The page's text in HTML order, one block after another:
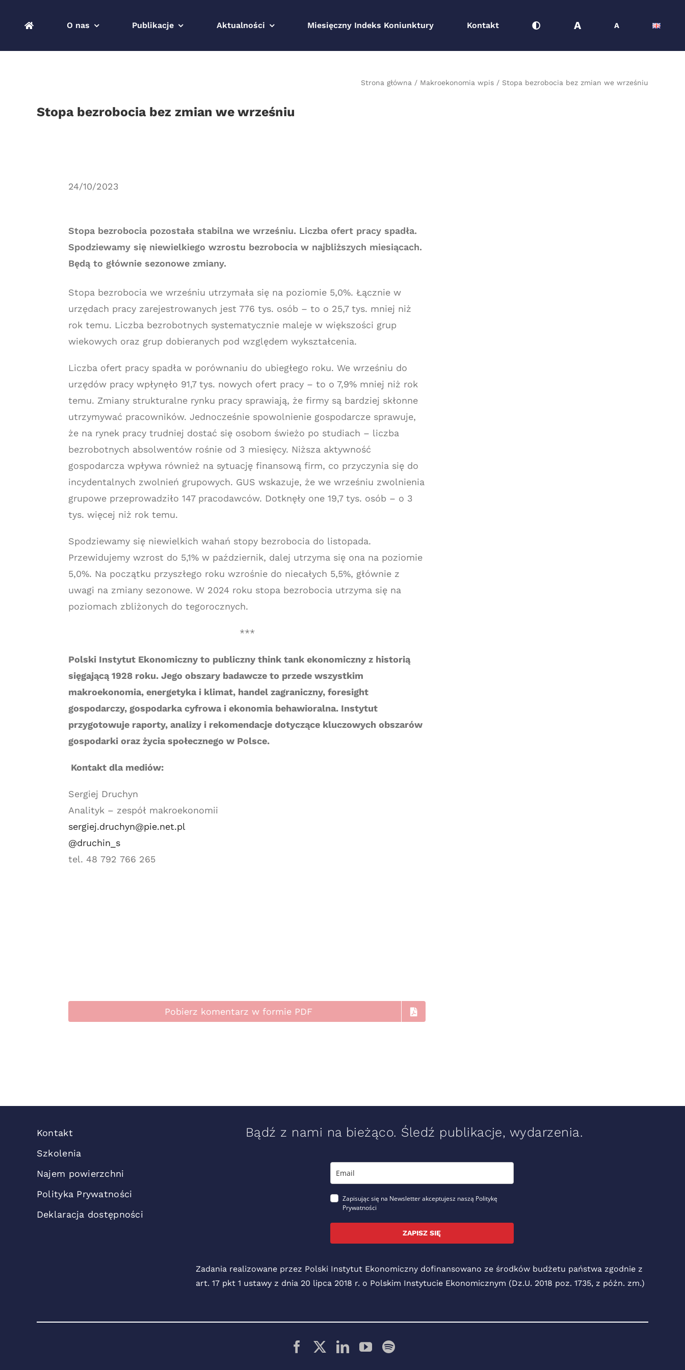
O nas Publikacje Aktualności Miesięczny Indeks Koniunktury Kontakt A A
Strona główna Makroekonomia wpis Stopa bezrobocia bez zmian we wrześniu
Stopa bezrobocia bez zmian we wrześniu
24/10/2023
Stopa bezrobocia pozostała stabilna we wrześniu. Liczba ofert pracy spadła.
Spodziewamy się niewielkiego wzrostu bezrobocia w najbliższych miesiącach.
Będą to głównie sezonowe zmiany.
Stopa bezrobocia we wrześniu utrzymała się na poziomie 5,0%. Łącznie w
urzędach pracy zarejestrowanych jest 776 tys. osób – to o 25,7 tys. mniej niż
rok temu. Liczba bezrobotnych systematycznie maleje w większości grup
wiekowych oraz grup dobieranych pod względem wykształcenia.
Liczba ofert pracy spadła w porównaniu do ubiegłego roku. We wrześniu do
urzędów pracy wpłynęło 91,7 tys. nowych ofert pracy – to o 7,9% mniej niż rok
temu. Zmiany strukturalne rynku pracy sprawiają, że firmy są bardziej skłonne
utrzymywać pracowników. Jednocześnie spowolnienie gospodarcze sprawuje,
że na rynek pracy trudniej dostać się osobom świeżo po studiach – liczba
bezrobotnych absolwentów rośnie od 3 miesięcy. Niższa aktywność
gospodarcza wpływa również na sytuację finansową firm, co przyczynia się do
incydentalnych zwolnień grupowych. GUS wskazuje, że we wrześniu zwolnienia
grupowe przeprowadziło 147 pracodawców. Dotknęły one 19,7 tys. osób – o 3
tys. więcej niż rok temu.
Spodziewamy się niewielkich wahań stopy bezrobocia do listopada.
Przewidujemy wzrost do 5,1% w październik, dalej utrzyma się ona na poziomie
5,0%. Na początku przyszłego roku wzrośnie do niecałych 5,5%, głównie z
uwagi na zmiany sezonowe. W 2024 roku stopa bezrobocia utrzyma się na
poziomach zbliżonych do tegorocznych.
***
Polski Instytut Ekonomiczny to publiczny think tank ekonomiczny z historią
sięgającą 1928 roku. Jego obszary badawcze to przede wszystkim
makroekonomia, energetyka i klimat, handel zagraniczny, foresight
gospodarczy, gospodarka cyfrowa i ekonomia behawioralna. Instytut
przygotowuje raporty, analizy i rekomendacje dotyczące kluczowych obszarów
gospodarki oraz życia społecznego w Polsce.
Kontakt dla mediów:
Sergiej Druchyn
Analityk – zespół makroekonomii
sergiej.druchyn@pie.net.pl
@druchin_s
tel. 48 792 766 265
Pobierz komentarz w formie PDF
Kontakt
Szkolenia
Najem powierzchni
Polityka Prywatności
Deklaracja dostępności
Bądź z nami na bieżąco. Śledź publikacje, wydarzenia.
Zapisując się na Newsletter akceptujesz naszą Politykę
Prywatności
ZAPISZ SIĘ
Zadania realizowane przez Polski Instytut Ekonomiczny dofinansowano ze środków budżetu państwa zgodnie z
art. 17 pkt 1 ustawy z dnia 20 lipca 2018 r. o Polskim Instytucie Ekonomicznym (Dz.U. 2018 poz. 1735, z późn. zm.)